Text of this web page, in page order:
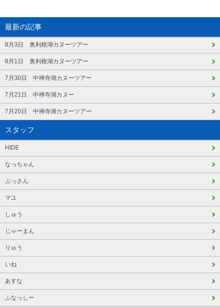
最新の記事
8月3日 奥利根湖カヌーツアー
8月1日 奥利根湖カヌーツアー
7月30日 中禅寺湖カヌーツアー
7月21日 中禅寺湖カヌー
7月20日 中禅寺湖カヌーツアー
スタッフ
HIDE
なっちゃん
ぶっさん
マユ
しゅう
じゃーまん
りゅう
いね
あすな
ふなっしー